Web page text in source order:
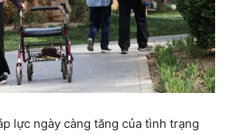
lực ngày càng tăng của tình trạng